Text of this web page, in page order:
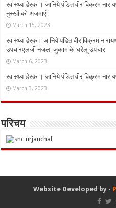
स्वास्थ्य डेस्क । जानिये पंडित वीर विक्रम
नुस्‍खों को अजमाएं
March 15, 2023
स्वास्थ्य डेस्क। जानिये पंडित वीर विक्रम
उपचारएलर्जी नजला जुकाम के घरेलू उपचार
March 6, 2023
स्वास्थ्य डेस्क । जानिये पंडित वीर विक्रम
March 3, 2023
परिचय
Website Developed by -